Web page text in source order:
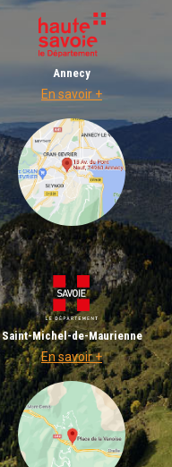
Annecy
En savoir +
Saint-Michel-de-Maurienne
En savoir +